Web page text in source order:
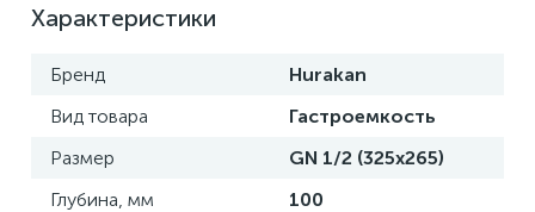
Характеристики
Бренд
Hurakan
Вид товара
Гастроемкость
Размер
GN 1/2 (325x265)
Глубина, мм
100